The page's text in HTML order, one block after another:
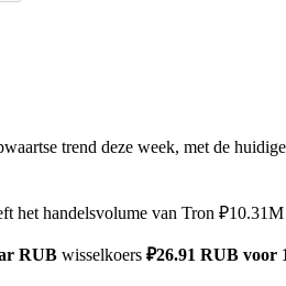
trend deze week, met de
het handelsvolume van Tron
RUB wisselkoers ₽26.91 RUB voor